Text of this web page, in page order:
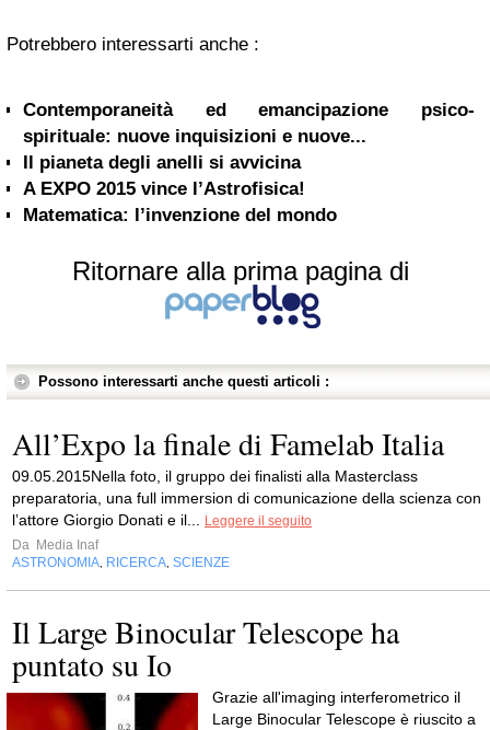
Potrebbero interessarti anche :
Contemporaneità ed emancipazione psico-
spirituale: nuove inquisizioni e nuove...
Il pianeta degli anelli si avvicina
A EXPO 2015 vince l’Astrofisica!
Matematica: l’invenzione del mondo
Ritornare alla prima pagina di
Possono interessarti anche questi articoli :
All’Expo la finale di Famelab Italia
09.05.2015Nella foto, il gruppo dei finalisti alla Masterclass
preparatoria, una full immersion di comunicazione della scienza con
l’attore Giorgio Donati e il...
Leggere il seguito
Da Media Inaf
ASTRONOMIA RICERCA SCIENZE
Il Large Binocular Telescope ha
puntato su Io
Grazie all'imaging interferometrico il
Large Binocular Telescope è riuscito a